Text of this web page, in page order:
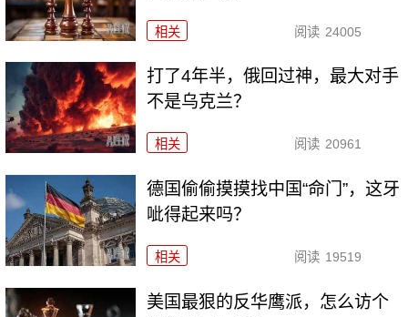
相关 阅读 24005
打了4年半，俄回过神，最大对手
不是乌克兰？
相关 阅读 20961
德国偷偷摸摸找中国“命门”，这牙
呲得起来吗？
相关 阅读 19519
美国最狠的反华鹰派，怎么访个